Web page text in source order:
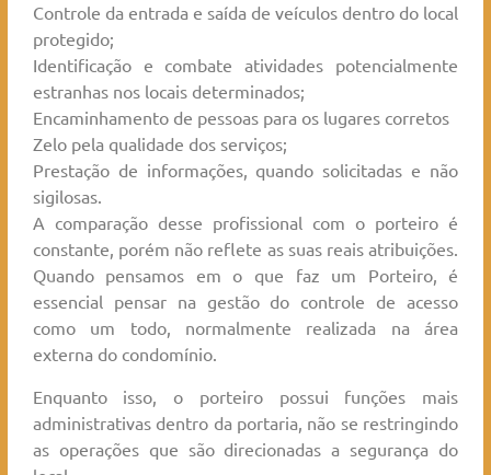
Controle da entrada e saída de veículos dentro do local
protegido;
Identificação e combate atividades potencialmente
estranhas nos locais determinados;
Encaminhamento de pessoas para os lugares corretos
Zelo pela qualidade dos serviços;
Prestação de informações, quando solicitadas e não
sigilosas.
A comparação desse profissional com o porteiro é
constante, porém não reflete as suas reais atribuições.
Quando pensamos em o que faz um Porteiro, é
essencial pensar na gestão do controle de acesso
como um todo, normalmente realizada na área
externa do condomínio.
Enquanto isso, o porteiro possui funções mais
administrativas dentro da portaria, não se restringindo
as operações que são direcionadas a segurança do